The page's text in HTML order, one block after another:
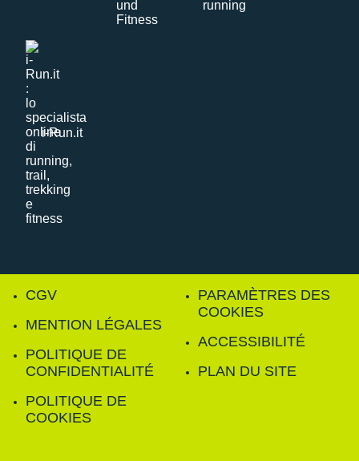
i-Run.it
CGV
MENTION LÉGALES
POLITIQUE DE
CONFIDENTIALITÉ
POLITIQUE DE
COOKIES
PARAMÈTRES DES
COOKIES
ACCESSIBILITÉ
PLAN DU SITE